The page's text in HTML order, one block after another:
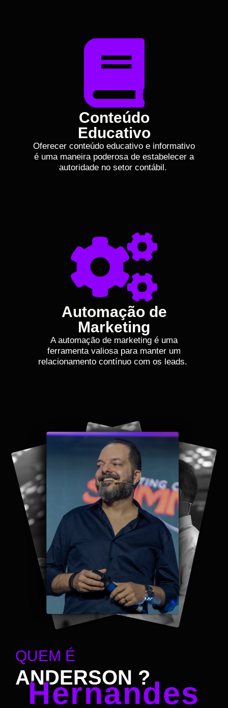
Conteúdo
Educativo
Oferecer conteúdo educativo e informativo
é uma maneira poderosa de estabelecer a
autoridade no setor contábil.
Automação de
Marketing
A automação de marketing é uma
ferramenta valiosa para manter um
relacionamento contínuo com os leads.
QUEM É
ANDERSON ?
Hernandes